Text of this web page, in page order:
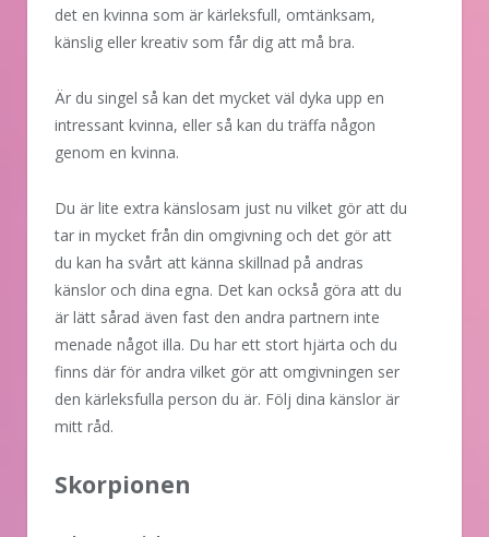
det en kvinna som är kärleksfull, omtänksam,
känslig eller kreativ som får dig att må bra.
Är du singel så kan det mycket väl dyka upp en
intressant kvinna, eller så kan du träffa någon
genom en kvinna.
Du är lite extra känslosam just nu vilket gör att du
tar in mycket från din omgivning och det gör att
du kan ha svårt att känna skillnad på andras
känslor och dina egna. Det kan också göra att du
är lätt sårad även fast den andra partnern inte
menade något illa. Du har ett stort hjärta och du
finns där för andra vilket gör att omgivningen ser
den kärleksfulla person du är. Följ dina känslor är
mitt råd.
Skorpionen